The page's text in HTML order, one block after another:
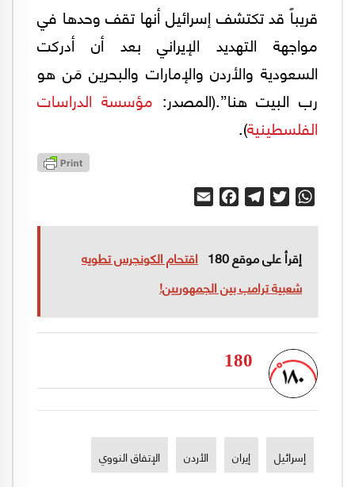
قريباً قد تكتشف إسرائيل أنها تقف وحدها في
مواجهة التهديد الإيراني بعد أن أدركت
السعودية والأردن والإمارات والبحرين مَن هو
رب البيت هنا”.(المصدر: مؤسسة الدراسات
الفلسطينية).
WhatsApp
Twitter
Telegram
Facebook
إقرأ على موقع 180
اقتحام الكونجرس تطويه
شعبية ترامب بين الجمهوريين!
180
إسرائيل إيران الأردن الإتفاق النووي